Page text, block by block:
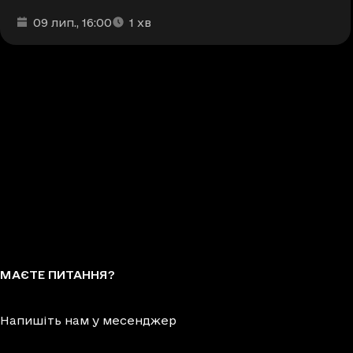
Дата та час публікації
09 лип., 16:00
Час читання: 1 хв
МАЄТЕ ПИТАННЯ?
Напишіть нам у месенджер